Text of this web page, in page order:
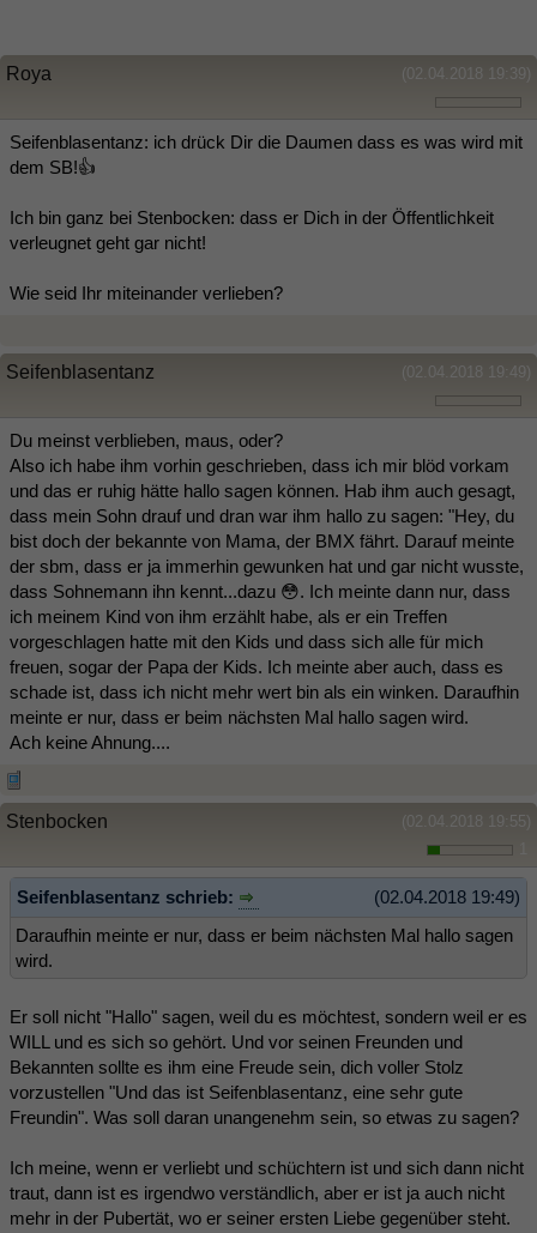
(02.04.2018 19:39)
Roya
Seifenblasentanz: ich drück Dir die Daumen dass es was wird mit
dem SB!👍
Ich bin ganz bei Stenbocken: dass er Dich in der Öffentlichkeit
verleugnet geht gar nicht!
Wie seid Ihr miteinander verlieben?
(02.04.2018 19:49)
Seifenblasentanz
Du meinst verblieben, maus, oder?
Also ich habe ihm vorhin geschrieben, dass ich mir blöd vorkam
und das er ruhig hätte hallo sagen können. Hab ihm auch gesagt,
dass mein Sohn drauf und dran war ihm hallo zu sagen: "Hey, du
bist doch der bekannte von Mama, der BMX fährt. Darauf meinte
der sbm, dass er ja immerhin gewunken hat und gar nicht wusste,
dass Sohnemann ihn kennt...dazu 😳. Ich meinte dann nur, dass
ich meinem Kind von ihm erzählt habe, als er ein Treffen
vorgeschlagen hatte mit den Kids und dass sich alle für mich
freuen, sogar der Papa der Kids. Ich meinte aber auch, dass es
schade ist, dass ich nicht mehr wert bin als ein winken. Daraufhin
meinte er nur, dass er beim nächsten Mal hallo sagen wird.
Ach keine Ahnung....
(02.04.2018 19:55)
Stenbocken
(02.04.2018 19:49)
Seifenblasentanz schrieb:
Daraufhin meinte er nur, dass er beim nächsten Mal hallo sagen
wird.
Er soll nicht "Hallo" sagen, weil du es möchtest, sondern weil er es
WILL und es sich so gehört. Und vor seinen Freunden und
Bekannten sollte es ihm eine Freude sein, dich voller Stolz
vorzustellen "Und das ist Seifenblasentanz, eine sehr gute
Freundin". Was soll daran unangenehm sein, so etwas zu sagen?
Ich meine, wenn er verliebt und schüchtern ist und sich dann nicht
traut, dann ist es irgendwo verständlich, aber er ist ja auch nicht
mehr in der Pubertät, wo er seiner ersten Liebe gegenüber steht.